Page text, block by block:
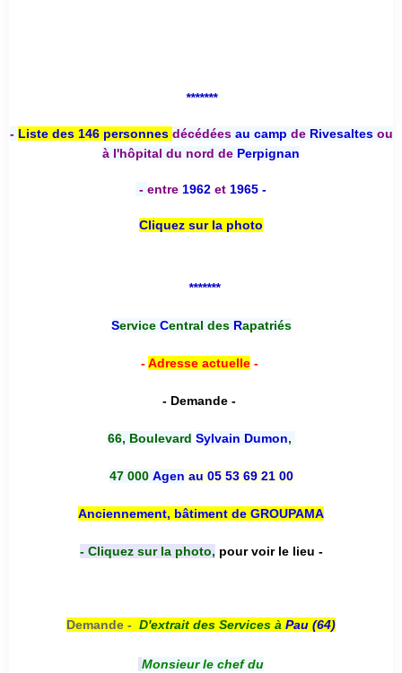
*******
- Liste des 146 personnes décédées au camp deRivesaltesou
à l'hôpital du nord de Perpignan
- entre 1962 et 1965 -
Cliquez sur la photo
*******
Service Central desRapatriés
-Adresse actuelle-
- Demande -
66, Boulevard Sylvain Dumon,
47 000 Agen au 05 53 69 21 00
Anciennement, bâtiment de GROUPAMA
- Cliquez sur la photo, pour voir le lieu -
Demande - D'extrait des Services à Pau (64)
Monsieur le chef du